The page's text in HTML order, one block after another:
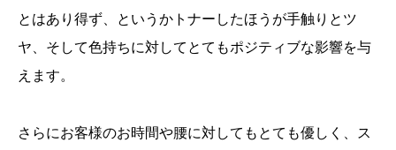
とはあり得ず、というかトナーしたほうが手触りとツ
ヤ、そして色持ちに対してとてもポジティブな影響を与
えます。
さらにお客様のお時間や腰に対してもとても優しく、ス